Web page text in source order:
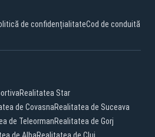
de confidențialitateCod de conduită
Realitatea Star
de CovasnaRealitatea de Suceava
de TeleormanRealitatea de Gorj